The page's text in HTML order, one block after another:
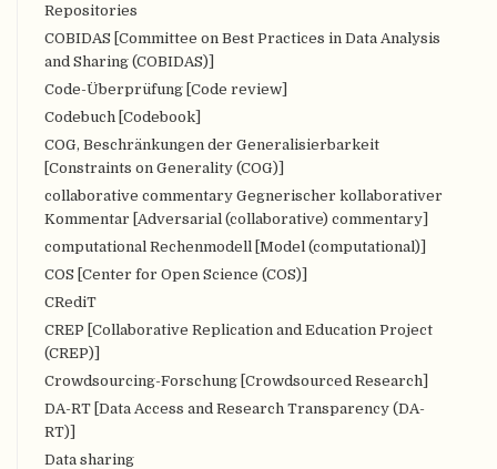
Repositories
COBIDAS [Committee on Best Practices in Data Analysis
and Sharing (COBIDAS)]
Code-Überprüfung [Code review]
Codebuch [Codebook]
COG, Beschränkungen der Generalisierbarkeit
[Constraints on Generality (COG)]
collaborative commentary Gegnerischer kollaborativer
Kommentar [Adversarial (collaborative) commentary]
computational Rechenmodell [Model (computational)]
COS [Center for Open Science (COS)]
CRediT
CREP [Collaborative Replication and Education Project
(CREP)]
Crowdsourcing-Forschung [Crowdsourced Research]
DA-RT [Data Access and Research Transparency (DA-
RT)]
Data sharing